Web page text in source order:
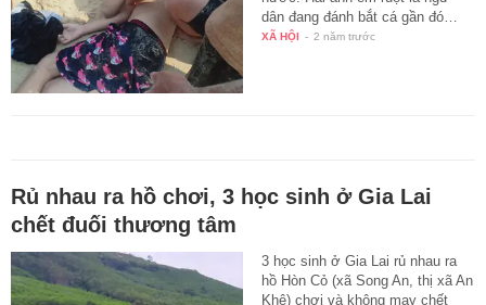
dân đang đánh bắt cá gần đó…
XÃ HỘI - 2 năm trước
Rủ nhau ra hồ chơi, 3 học sinh ở Gia Lai
chết đuối thương tâm
3 học sinh ở Gia Lai rủ nhau ra
hồ Hòn Cỏ (xã Song An, thị xã An
Khê) chơi và không may chết